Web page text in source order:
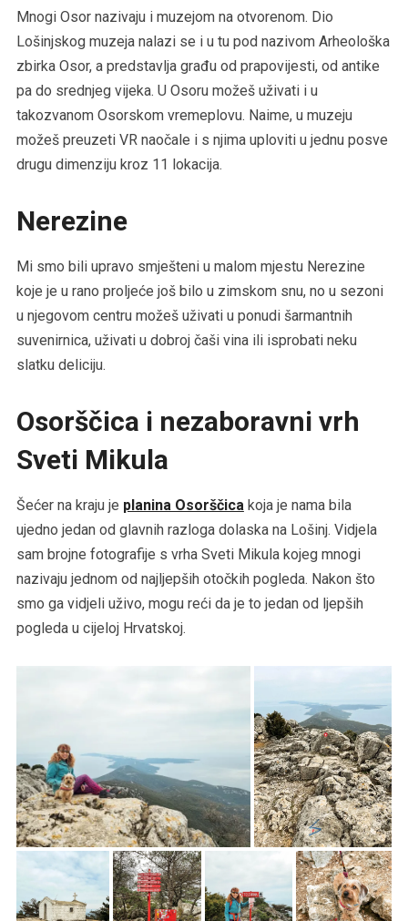
Mnogi Osor nazivaju i muzejom na otvorenom. Dio
Lošinjskog muzeja nalazi se i u tu pod nazivom Arheološka
zbirka Osor, a predstavlja građu od prapovijesti, od antike
pa do srednjeg vijeka. U Osoru možeš uživati i u
takozvanom Osorskom vremeplovu. Naime, u muzeju
možeš preuzeti VR naočale i s njima uploviti u jednu posve
drugu dimenziju kroz 11 lokacija.
Nerezine
Mi smo bili upravo smješteni u malom mjestu Nerezine
koje je u rano proljeće još bilo u zimskom snu, no u sezoni
u njegovom centru možeš uživati u ponudi šarmantnih
suvenirnica, uživati u dobroj čaši vina ili isprobati neku
slatku deliciju.
Osorščica i nezaboravni vrh
Sveti Mikula
Šećer na kraju je planina Osorščicakoja je nama bila
ujedno jedan od glavnih razloga dolaska na Lošinj. Vidjela
sam brojne fotografije s vrha Sveti Mikula kojeg mnogi
nazivaju jednom od najljepših otočkih pogleda. Nakon što
smo ga vidjeli uživo, mogu reći da je to jedan od ljepših
pogleda u cijeloj Hrvatskoj.